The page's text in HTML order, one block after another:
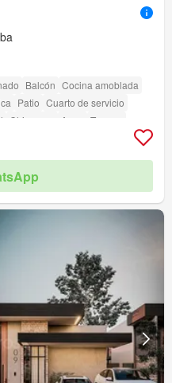
Balcón Cocina amoblada
Patio Cuarto de servicio
Chimenea Agua
Terraza
Sauna
Cancha de tenis